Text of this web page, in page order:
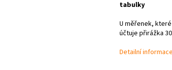
tabulky
U měřenek,
účtuje přirážka
Detailní informace